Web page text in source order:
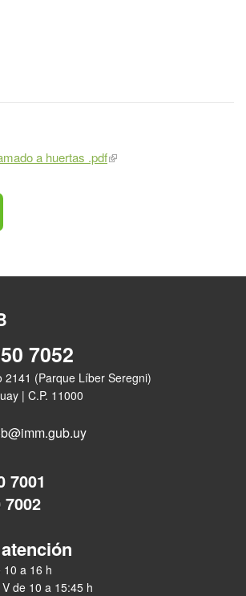
a huertas .pdf
7052
2141 (Parque Líber Seregni)
| C.P. 11000
7001
7002
10 a 16 h
de 10 a 15:45 h